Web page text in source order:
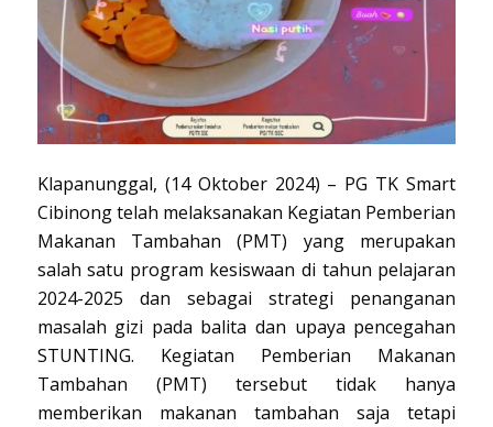
Klapanunggal, (14 Oktober 2024) – PG TK Smart
Cibinong telah melaksanakan Kegiatan Pemberian
Makanan Tambahan (PMT) yang merupakan
salah satu program kesiswaan di tahun pelajaran
2024-2025 dan sebagai strategi penanganan
masalah gizi pada balita dan upaya pencegahan
STUNTING. Kegiatan Pemberian Makanan
Tambahan (PMT) tersebut tidak hanya
memberikan makanan tambahan saja tetapi